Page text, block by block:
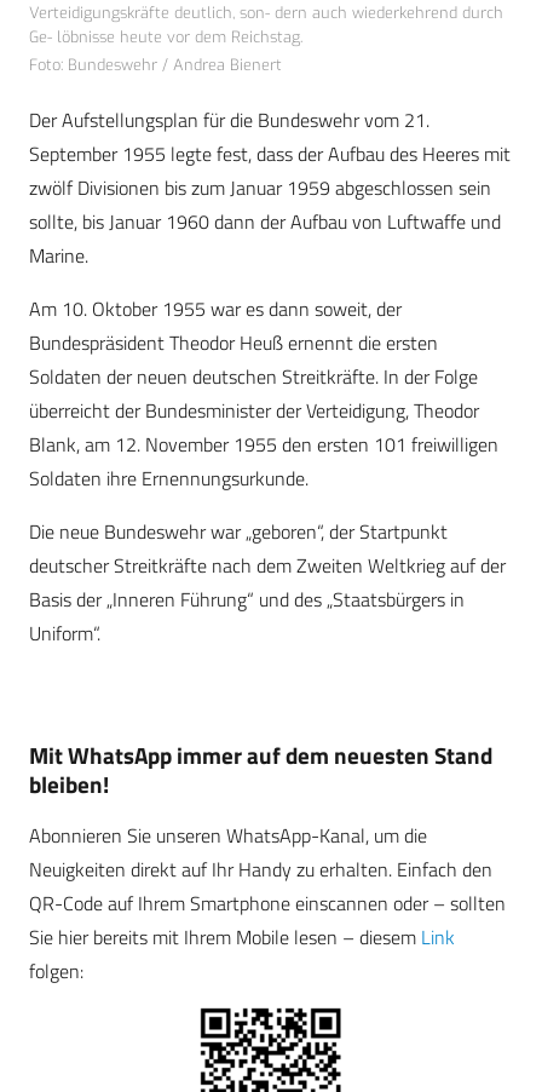
Verteidigungskräfte deutlich, son- dern auch wiederkehrend durch
Ge- löbnisse heute vor dem Reichstag.
Foto: Bundeswehr / Andrea Bienert
Der Aufstellungsplan für die Bundeswehr vom 21.
September 1955 legte fest, dass der Aufbau des Heeres mit
zwölf Divisionen bis zum Januar 1959 abgeschlossen sein
sollte, bis Januar 1960 dann der Aufbau von Luftwaffe und
Marine.
Am 10. Oktober 1955 war es dann soweit, der
Bundespräsident Theodor Heuß ernennt die ersten
Soldaten der neuen deutschen Streitkräfte. In der Folge
überreicht der Bundesminister der Verteidigung, Theodor
Blank, am 12. November 1955 den ersten 101 freiwilligen
Soldaten ihre Ernennungsurkunde.
Die neue Bundeswehr war „geboren“, der Startpunkt
deutscher Streitkräfte nach dem Zweiten Weltkrieg auf der
Basis der „Inneren Führung“ und des „Staatsbürgers in
Uniform“.
Mit WhatsApp immer auf dem neuesten Stand
bleiben!
Abonnieren Sie unseren WhatsApp-Kanal, um die
Neuigkeiten direkt auf Ihr Handy zu erhalten. Einfach den
QR-Code auf Ihrem Smartphone einscannen oder – sollten
Sie hier bereits mit Ihrem Mobile lesen – diesem Link
folgen: